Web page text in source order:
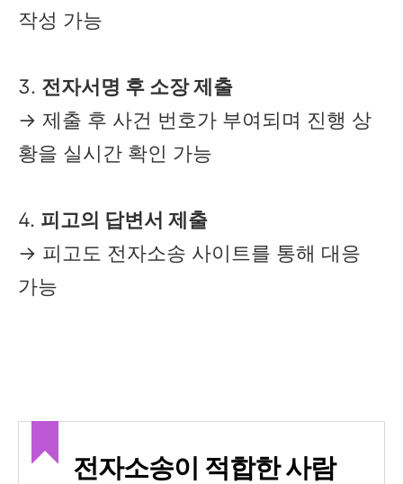
작성 가능
3. 전자서명 후 소장 제출
→ 제출 후 사건 번호가 부여되며 진행 상
황을 실시간 확인 가능
4. 피고의 답변서 제출
→ 피고도 전자소송 사이트를 통해 대응
가능
전자소송이 적합한 사람